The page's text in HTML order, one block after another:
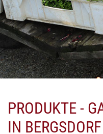
PRODUKTE -
IN BERGSDORF